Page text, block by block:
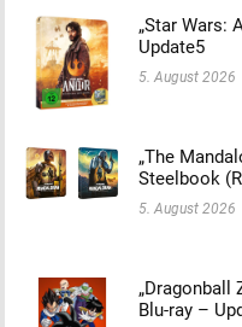
„Star Wars:
Update5
5. August 2026
„The
Steelbook
5. August 2026
„Dragonball
Blu-ray –